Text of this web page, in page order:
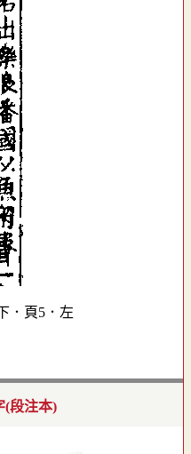
．頁5．左
(段注本)